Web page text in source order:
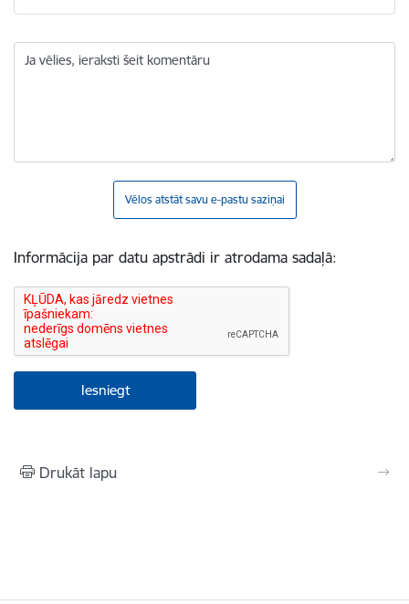
Ja vēlies, ieraksti šeit komentāru
Vēlos atstāt savu e-pastu saziņai
Informācija par datu apstrādi ir atrodama sadaļā:
Drukāt lapu